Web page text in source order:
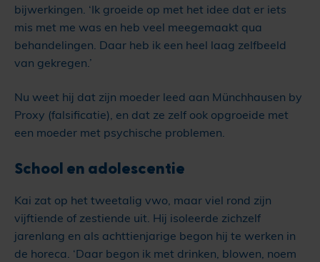
bijwerkingen. ‘Ik groeide op met het idee dat er iets
mis met me was en heb veel meegemaakt qua
behandelingen. Daar heb ik een heel laag zelfbeeld
van gekregen.’
Nu weet hij dat zijn moeder leed aan Münchhausen by
Proxy (falsificatie), en dat ze zelf ook opgroeide met
een moeder met psychische problemen.
School en adolescentie
Kai zat op het tweetalig vwo, maar viel rond zijn
vijftiende of zestiende uit. Hij isoleerde zichzelf
jarenlang en als achttienjarige begon hij te werken in
de horeca. ‘Daar begon ik met drinken, blowen, noem